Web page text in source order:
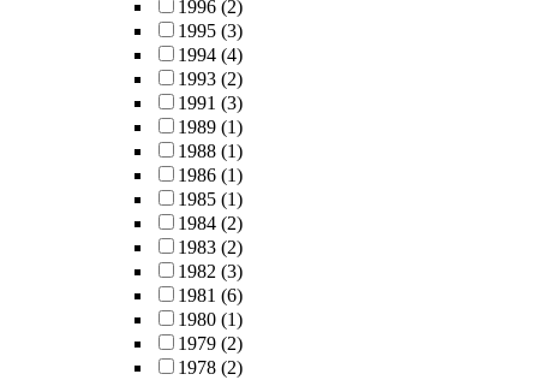
1996 (2)
1995 (3)
1994 (4)
1993 (2)
1991 (3)
1989 (1)
1988 (1)
1986 (1)
1985 (1)
1984 (2)
1983 (2)
1982 (3)
1981 (6)
1980 (1)
1979 (2)
1978 (2)